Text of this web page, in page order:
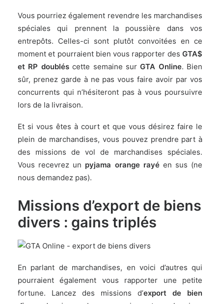
Vous pourriez également revendre les marchandises
spéciales qui prennent la poussière dans vos
entrepôts. Celles-ci sont plutôt convoitées en ce
moment et pourraient bien vous rapporter des GTA$
et RP doubléscette semaine surGTA Online. Bien
sûr, prenez garde à ne pas vous faire avoir par vos
concurrents qui n’hésiteront pas à vous poursuivre
lors de la livraison.
Et si vous êtes à court et que vous désirez faire le
plein de marchandises, vous pouvez prendre part à
des missions de vol de marchandises spéciales.
Vous recevrez un pyjama orange rayéen sus (ne
nous demandez pas).
Missions d’export de biens
divers : gains triplés
En parlant de marchandises, en voici d’autres qui
pourraient également vous rapporter une petite
fortune. Lancez des missions d’export de bien